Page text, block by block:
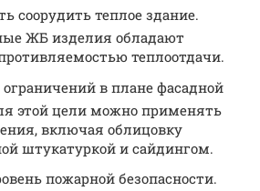
соорудить теплое здание.
ЖБ изделия обладают
теплоотдачи.
ограничений в плане фасадной
этой цели можно применять
включая облицовку
штукатуркой и сайдингом.
пожарной безопасности.